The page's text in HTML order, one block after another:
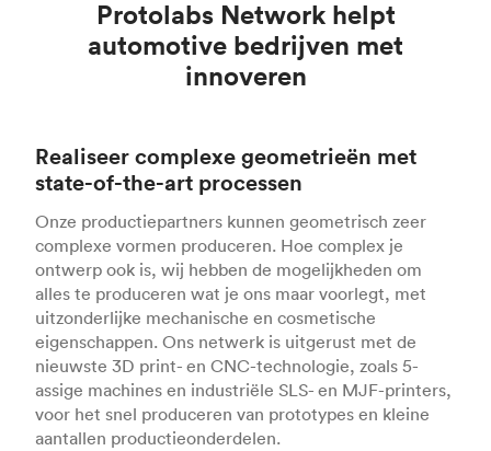
Protolabs Network helpt
automotive bedrijven met
innoveren
Realiseer complexe geometrieën met
state-of-the-art processen
Onze productiepartners kunnen geometrisch zeer
complexe vormen produceren. Hoe complex je
ontwerp ook is, wij hebben de mogelijkheden om
alles te produceren wat je ons maar voorlegt, met
uitzonderlijke mechanische en cosmetische
eigenschappen. Ons netwerk is uitgerust met de
nieuwste 3D print- en CNC-technologie, zoals 5-
assige machines en industriële SLS- en MJF-printers,
voor het snel produceren van prototypes en kleine
aantallen productieonderdelen.